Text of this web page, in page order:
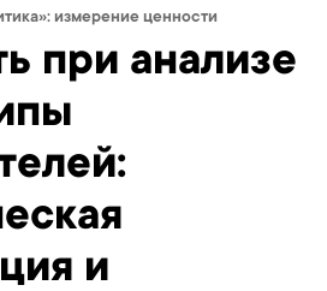
измерение ценности
при анализе
и